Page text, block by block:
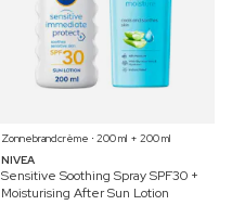
Zonnebrandcrème ⋅ 200 ml + 200 ml
NIVEA
Sensitive Soothing Spray SPF30 +
Moisturising After Sun Lotion